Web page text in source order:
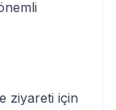
ziyareti için